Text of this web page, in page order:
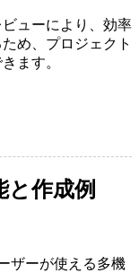
ューにより、効率
め、プロジェクト
ます。
作成例
ザーが使える多機